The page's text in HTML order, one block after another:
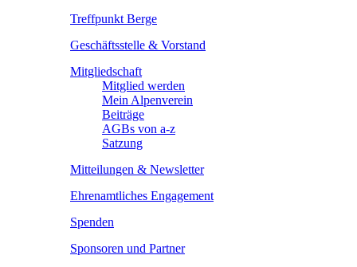
Treffpunkt Berge
Geschäftsstelle & Vorstand
Mitgliedschaft
Mitglied werden
Mein Alpenverein
Beiträge
AGBs von a-z
Satzung
Mitteilungen & Newsletter
Ehrenamtliches Engagement
Spenden
Sponsoren und Partner